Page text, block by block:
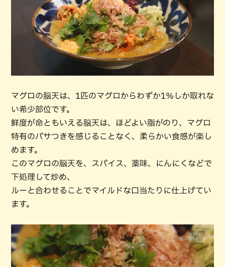
マグロの脳天は、1匹のマグロからわずか1％しか取れな
い希少部位です。
鮮度が命ともいえる脳天は、ほどよい脂がのり、マグロ
特有のパサつきを感じることなく、柔らかい食感が楽し
めます。
このマグロの脳天を、スパイス、薬味、にんにくなどで
下処理して炒め、
ルーと合わせることでマイルドな口当たりに仕上げてい
ます。